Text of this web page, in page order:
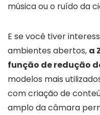
música ou o ruído da
E se você tiver
ambientes abertos, a
função de redução
modelos mais
com criação de
amplo da câmara